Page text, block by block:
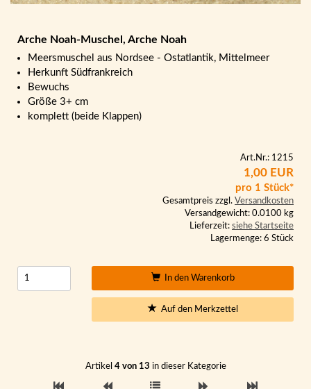
Arche Noah-Muschel, Arche Noah
Meersmuschel aus Nordsee - Ostatlantik, Mittelmeer
Herkunft Südfrankreich
Bewuchs
Größe 3+ cm
komplett (beide Klappen)
Art.Nr.: 1215
1,00 EUR
pro 1 Stück*
Gesamtpreis zzgl. Versandkosten
Versandgewicht: 0.0100 kg
Lieferzeit: siehe Startseite
Lagermenge: 6 Stück
In den Warenkorb
Auf den Merkzettel
Artikel 4 von 13 in dieser Kategorie